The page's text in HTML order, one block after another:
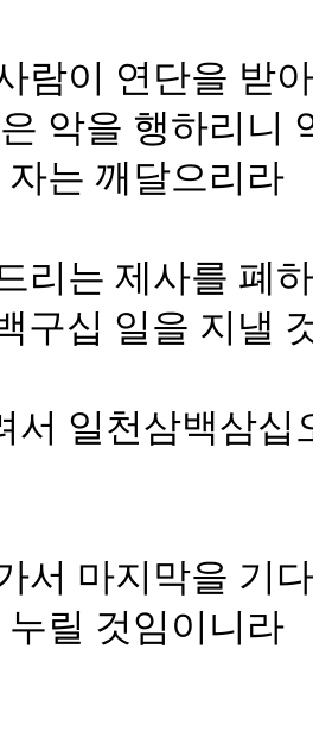
람이 연단을 받
악을 행하리니
는 깨달으리라
리는 제사를 폐
구십 일을 지낼
서 일천삼백삼
서 마지막을 기
릴 것임이니라